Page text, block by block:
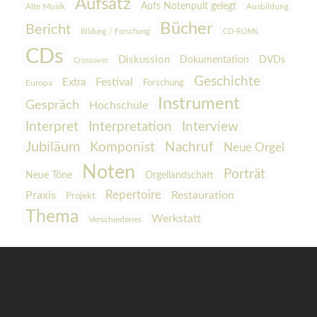
Alte Musik Aufsatz Aufs Notenpult gelegt Ausbildung
Bericht Bildung / Forschung Bücher CD-ROMs
CDs Crossover Diskussion Dokumentation DVDs
Europa Extra Festival Forschung Geschichte
Gespräch Hochschule Instrument
Interpret Interpretation
Interview
Jubiläum
Komponist Nachruf Neue Orgel
Neue Töne Noten Orgellandschaft Porträt
Praxis Projekt Repertoire Restauration
Thema Verschiedenes Werkstatt